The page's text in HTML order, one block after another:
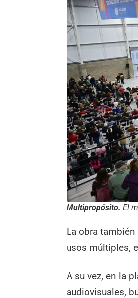
Multipropósito.El
La obra
usos múltiples,
A su vez, en la
audiovisuales,